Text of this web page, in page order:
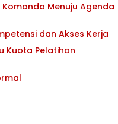
Menuju Agenda
dan Akses Kerja
Kuota Pelatihan